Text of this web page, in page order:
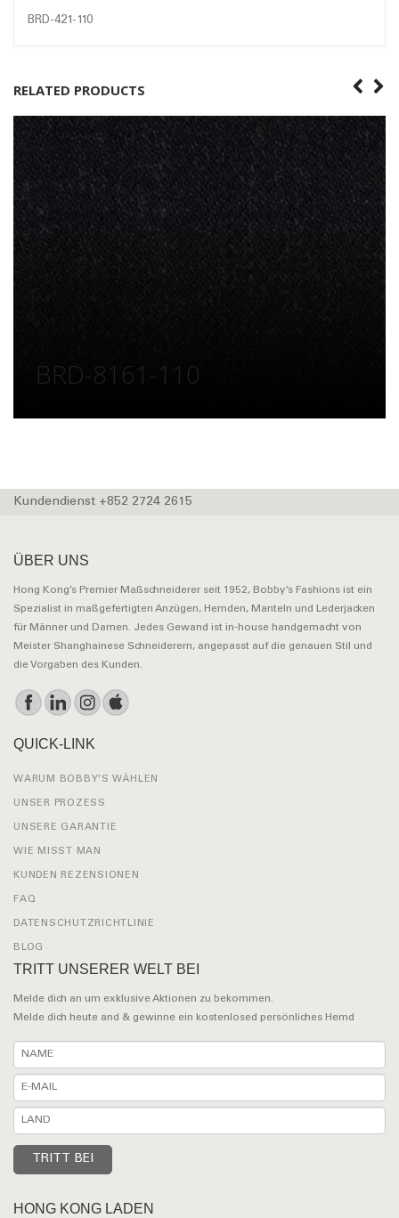
BRD-421-110
RELATED PRODUCTS
BRD-8161-110
Kundendienst +852 2724 2615
ÜBER UNS
Hong Kong’s Premier Maßschneiderer seit 1952, Bobby’s Fashions ist ein
Spezialist in maßgefertigten Anzügen, Hemden, Manteln und Lederjacken
für Männer und Damen. Jedes Gewand ist in-house handgemacht von
Meister Shanghainese Schneiderern, angepasst auf die genauen Stil und
die Vorgaben des Kunden.
QUICK-LINK
WARUM BOBBY’S WÄHLEN
UNSER PROZESS
UNSERE GARANTIE
WIE MISST MAN
KUNDEN REZENSIONEN
FAQ
DATENSCHUTZRICHTLINIE
BLOG
TRITT UNSERER WELT BEI
Melde dich an um exklusive Aktionen zu bekommen.
Melde dich heute and & gewinne ein kostenlosed persönliches Hemd
HONG KONG LADEN